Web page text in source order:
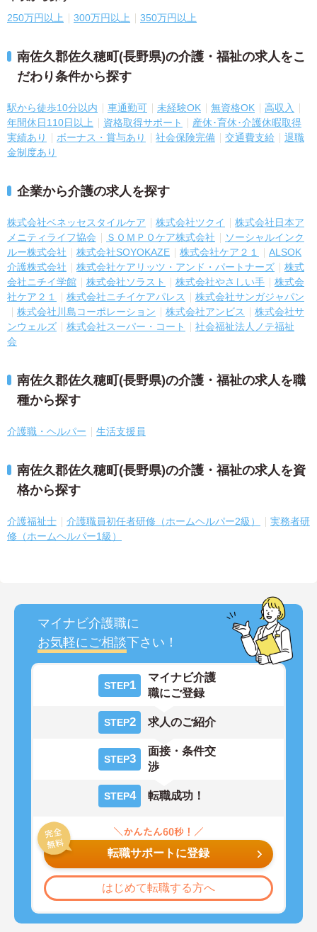
250万円以上 300万円以上 350万円以上
南佐久郡佐久穂町(長野県)の介護・福祉の求人をこ
だわり条件から探す
駅から徒歩10分以内 車通勤可 未経験OK 無資格OK
高収入
年間休日110日以上
資格取得サポート
産休･育休･介護休暇取得
実績あり
ボーナス・賞与あり 社会保険完備 交通費支給
退職
金制度あり
企業から介護の求人を探す
株式会社ベネッセスタイルケア 株式会社ツクイ
株式会社日本ア
メニティライフ協会
ＳＯＭＰＯケア株式会社
ソーシャルインク
ルー株式会社
株式会社SOYOKAZE 株式会社ケア２１
ALSOK
介護株式会社
株式会社ケアリッツ・アンド・パートナーズ
株式
会社ニチイ学館
株式会社ソラスト 株式会社やさしい手
株式会
社ケア２１
株式会社ニチイケアパレス
株式会社サンガジャパン
株式会社川島コーポレーション
株式会社アンビス
株式会社サ
ンウェルズ
株式会社スーパー・コート
社会福祉法人ノテ福祉
会
南佐久郡佐久穂町(長野県)の介護・福祉の求人を職
種から探す
介護職・ヘルパー 生活支援員
南佐久郡佐久穂町(長野県)の介護・福祉の求人を資
格から探す
介護福祉士 介護職員初任者研修（ホームヘルパー2級）
実務者研
修（ホームヘルパー1級）
マイナビ介護職に
お気軽にご相談下さい！
STEP1
マイナビ介護
職にご登録
STEP2 求人のご紹介
STEP3
面接・条件交
渉
STEP4 転職成功！
転職サポートに登録
はじめて転職する方へ